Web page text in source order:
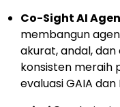
Co-Sight AI
membangun
akurat, andal,
konsisten meraih
evaluasi GAIA dan